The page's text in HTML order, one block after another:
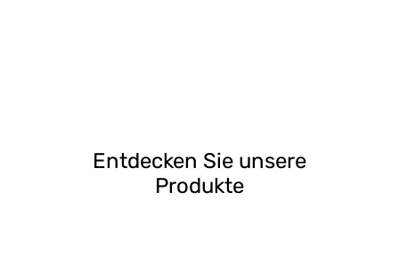
Entdecken Sie unsere
Produkte